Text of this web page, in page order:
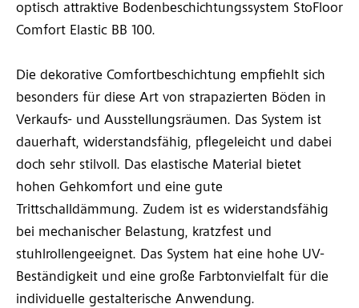
optisch attraktive Bodenbeschichtungssystem StoFloor
Comfort Elastic BB 100.
Die dekorative Comfortbeschichtung empfiehlt sich
besonders für diese Art von strapazierten Böden in
Verkaufs- und Ausstellungsräumen. Das System ist
dauerhaft, widerstandsfähig, pflegeleicht und dabei
doch sehr stilvoll. Das elastische Material bietet
hohen Gehkomfort und eine gute
Trittschalldämmung. Zudem ist es widerstandsfähig
bei mechanischer Belastung, kratzfest und
stuhlrollengeeignet. Das System hat eine hohe UV-
Beständigkeit und eine große Farbtonvielfalt für die
individuelle gestalterische Anwendung.